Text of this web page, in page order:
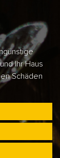
Ihr Haus
Schäden